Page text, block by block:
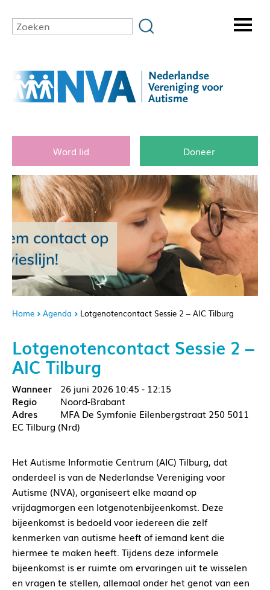
Word lid Doneer
Home Agenda Lotgenotencontact Sessie 2 – AIC Tilburg
Lotgenotencontact Sessie 2 –
AIC Tilburg
26 juni 2026 10:45 - 12:15
Noord-Brabant
MFA De Symfonie Eilenbergstraat 250 5011
EC Tilburg (Nrd)
Het Autisme Informatie Centrum (AIC) Tilburg, dat
onderdeel is van de Nederlandse Vereniging voor
Autisme (NVA), organiseert elke maand op
vrijdagmorgen een lotgenotenbijeenkomst. Deze
bijeenkomst is bedoeld voor iedereen die zelf
kenmerken van autisme heeft of iemand kent die
hiermee te maken heeft. Tijdens deze informele
bijeenkomst is er ruimte om ervaringen uit te wisselen
en vragen te stellen, allemaal onder het genot van een